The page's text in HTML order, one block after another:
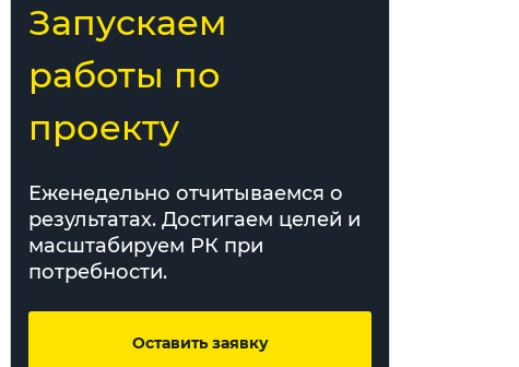
Запускаем
работы по
проекту
Еженедельно отчитываемся о
результатах. Достигаем целей и
масштабируем РК при
потребности.
Оставить заявку